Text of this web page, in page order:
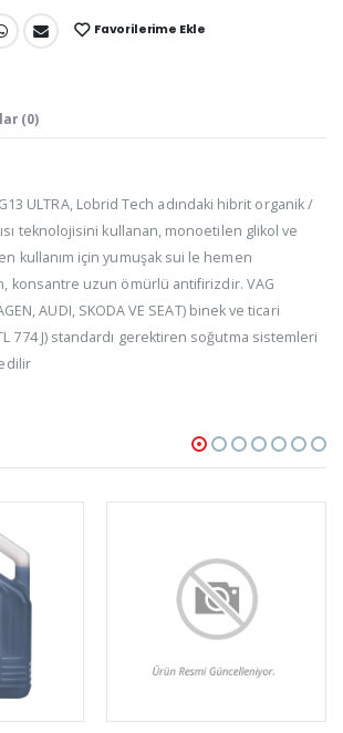
Favorilerime Ekle
(0)
ULTRA, Lobrid Tech adındaki hibrit organik /
teknolojisini kullanan, monoetilen glikol ve
kullanım için yumuşak sui le hemen
konsantre uzun ömürlü antifirizdir. VAG
AUDI, SKODA VE SEAT) binek ve ticari
774 J) standardı gerektiren soğutma sistemleri